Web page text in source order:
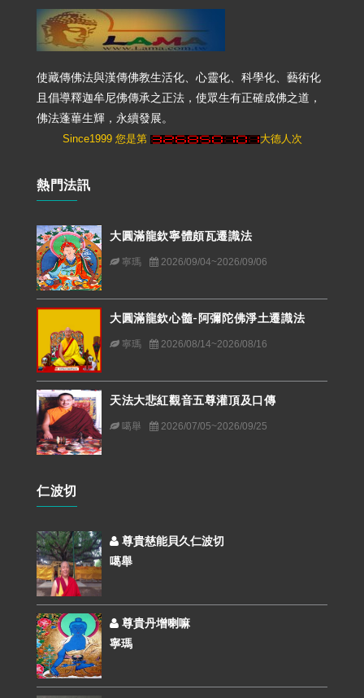
使藏傳佛法與漢傳佛教生活化、心靈化、科學化、藝術化
且倡導釋迦牟尼佛傳承之正法，使眾生有正確成佛之道，
佛法蓬蓽生輝，永續發展。
Since1999 您是第 大德人次
熱門法訊
大圓滿龍欽寧體頗瓦遷識法
寧瑪 2026/09/04~2026/09/06
大圓滿龍欽心髓-阿彌陀佛淨土遷識法
寧瑪 2026/08/14~2026/08/16
天法大悲紅觀音五尊灌頂及口傳
噶舉 2026/07/05~2026/09/25
仁波切
尊貴慈能貝久仁波切
噶舉
尊貴丹增喇嘛
寧瑪